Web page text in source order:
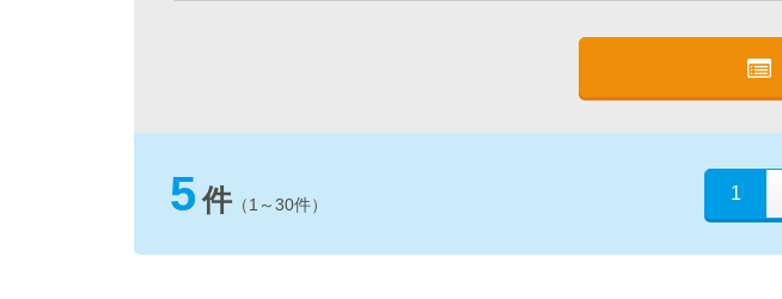
5件（1～30件）
1